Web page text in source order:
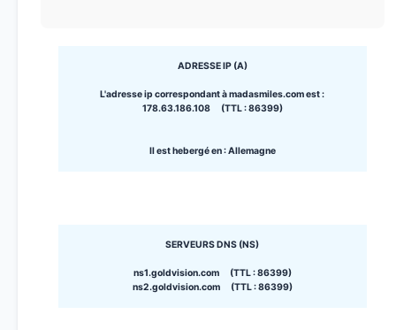
ADRESSE IP (A)
L'adresse ip correspondant à madasmiles.com est :
178.63.186.108 (TTL : 86399)
Il est hebergé en : Allemagne
SERVEURS DNS (NS)
ns1.goldvision.com (TTL : 86399)
ns2.goldvision.com (TTL : 86399)